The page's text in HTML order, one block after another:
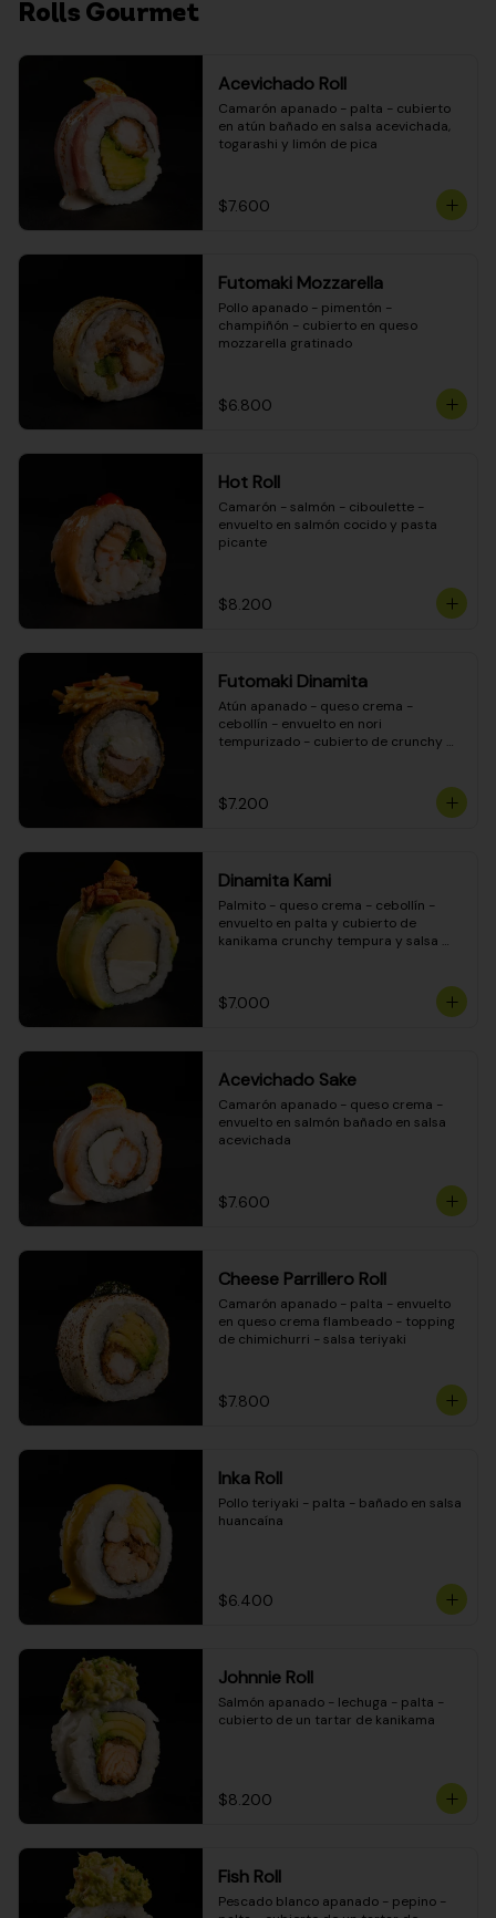
Rolls Gourmet
Acevichado Roll
Camarón apanado - palta - cubierto
en atún bañado en salsa acevichada,
togarashi y limón de pica
$7.600
Futomaki Mozzarella
Pollo apanado - pimentón -
champiñón - cubierto en queso
mozzarella gratinado
$6.800
Hot Roll
Camarón - salmón - ciboulette -
envuelto en salmón cocido y pasta
picante
$8.200
Futomaki Dinamita
Atún apanado - queso crema -
cebollín - envuelto en nori
tempurizado - cubierto de crunchy
$7.200
Dinamita Kami
Palmito - queso crema - cebollín -
envuelto en palta y cubierto de
kanikama crunchy tempura y salsa
$7.000
Acevichado Sake
Camarón apanado - queso crema -
envuelto en salmón bañado en salsa
acevichada
$7.600
Cheese Parrillero Roll
Camarón apanado - palta - envuelto
en queso crema flambeado - topping
de chimichurri - salsa teriyaki
$7.800
Inka Roll
Pollo teriyaki - palta - bañado en salsa
huancaína
$6.400
Johnnie Roll
Salmón apanado - lechuga - palta -
cubierto de un tartar de kanikama
$8.200
Fish Roll
Pescado blanco apanado - pepino -